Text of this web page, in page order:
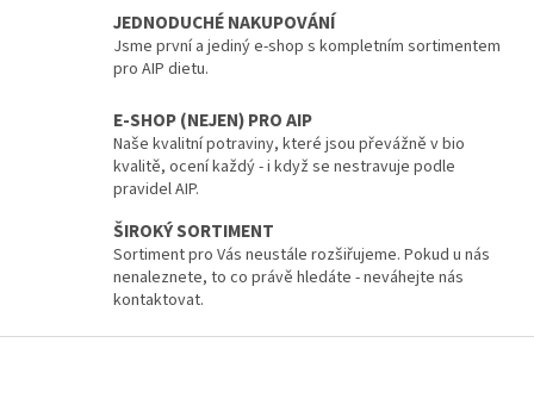
í
p
r
y
v
ý
i
s
u
JEDNODUCHÉ NAKUPOVÁNÍ
Jsme první a jediný e-shop s kompletním sortimentem
pro AIP dietu.
E-SHOP (NEJEN) PRO AIP
Naše kvalitní potraviny, které jsou převážně v bio
kvalitě, ocení každý - i když se nestravuje podle
pravidel AIP.
ŠIROKÝ SORTIMENT
Sortiment pro Vás neustále rozšiřujeme. Pokud u nás
nenaleznete, to co právě hledáte - neváhejte nás
kontaktovat.